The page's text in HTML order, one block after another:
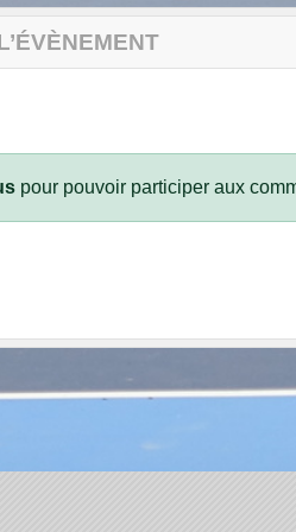
pour pouvoir participer aux